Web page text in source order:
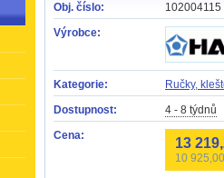
Obj. číslo:
102004115
Výrobce:
Kategorie:
Ručky,
Dostupnost:
4 - 8 týdnů
Cena:
13
10 925,00